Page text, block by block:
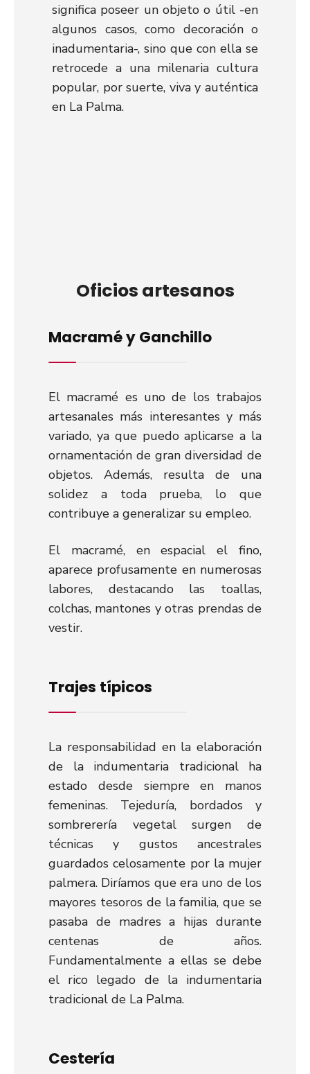
significa poseer un objeto o útil -en
algunos casos, como decoración o
inadumentaria-, sino que con ella se
retrocede a una milenaria cultura
popular, por suerte, viva y auténtica
en La Palma.
Oficios artesanos
Macramé y Ganchillo
El macramé es uno de los trabajos
artesanales más interesantes y más
variado, ya que puedo aplicarse a la
ornamentación de gran diversidad de
objetos. Además, resulta de una
solidez a toda prueba, lo que
contribuye a generalizar su empleo.
El macramé, en espacial el fino,
aparece profusamente en numerosas
labores, destacando las toallas,
colchas, mantones y otras prendas de
vestir.
Trajes típicos
La responsabilidad en la elaboración
de la indumentaria tradicional ha
estado desde siempre en manos
femeninas. Tejeduría, bordados y
sombrerería vegetal surgen de
técnicas y gustos ancestrales
guardados celosamente por la mujer
palmera. Diríamos que era uno de los
mayores tesoros de la familia, que se
pasaba de madres a hijas durante
centenas de años.
Fundamentalmente a ellas se debe
el rico legado de la indumentaria
tradicional de La Palma.
Cestería